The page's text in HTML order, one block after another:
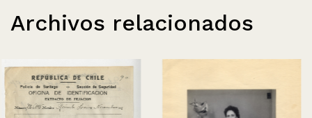
Archivos relacionados